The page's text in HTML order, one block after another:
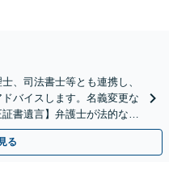
、司法書士等とも連携し、
バイスします。名義変更な
書遺言】弁護士が法的な観
る